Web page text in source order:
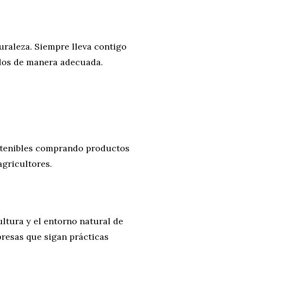
Siempre lleva contigo
de manera adecuada.
comprando productos
y el entorno natural de
que sigan prácticas